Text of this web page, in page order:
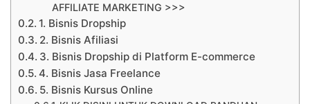
AFFILIATE MARKETING >>>
1. Bisnis Dropship
2. Bisnis Afiliasi
3. Bisnis Dropship di Platform E-commerce
4. Bisnis Jasa Freelance
5. Bisnis Kursus Online